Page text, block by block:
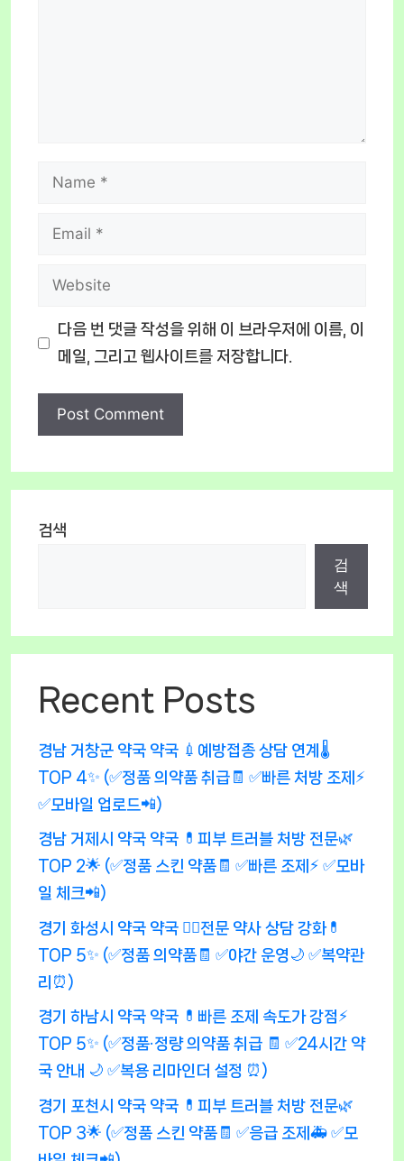
Name
Email
Website
다음 번 댓글 작성을 위해 이 브라우저에 이름, 이
메일, 그리고 웹사이트를 저장합니다.
검색
검
색
Recent Posts
경남 거창군 약국 약국 💉예방접종 상담 연계🌡️
TOP 4✨ (✅정품 의약품 취급🧾 ✅빠른 처방 조제⚡
✅모바일 업로드📲)
경남 거제시 약국 약국 💊피부 트러블 처방 전문🌿
TOP 2🌟 (✅정품 스킨 약품🧾 ✅빠른 조제⚡ ✅모바
일 체크📲)
경기 화성시 약국 약국 👨‍⚕️전문 약사 상담 강화💊
TOP 5✨ (✅정품 의약품🧾 ✅야간 운영🌙 ✅복약관
리⏰)
경기 하남시 약국 약국 💊빠른 조제 속도가 강점⚡
TOP 5✨ (✅정품·정량 의약품 취급 🧾 ✅24시간 약
국 안내 🌙 ✅복용 리마인더 설정 ⏰)
경기 포천시 약국 약국 💊피부 트러블 처방 전문🌿
TOP 3🌟 (✅정품 스킨 약품🧾 ✅응급 조제🚑 ✅모